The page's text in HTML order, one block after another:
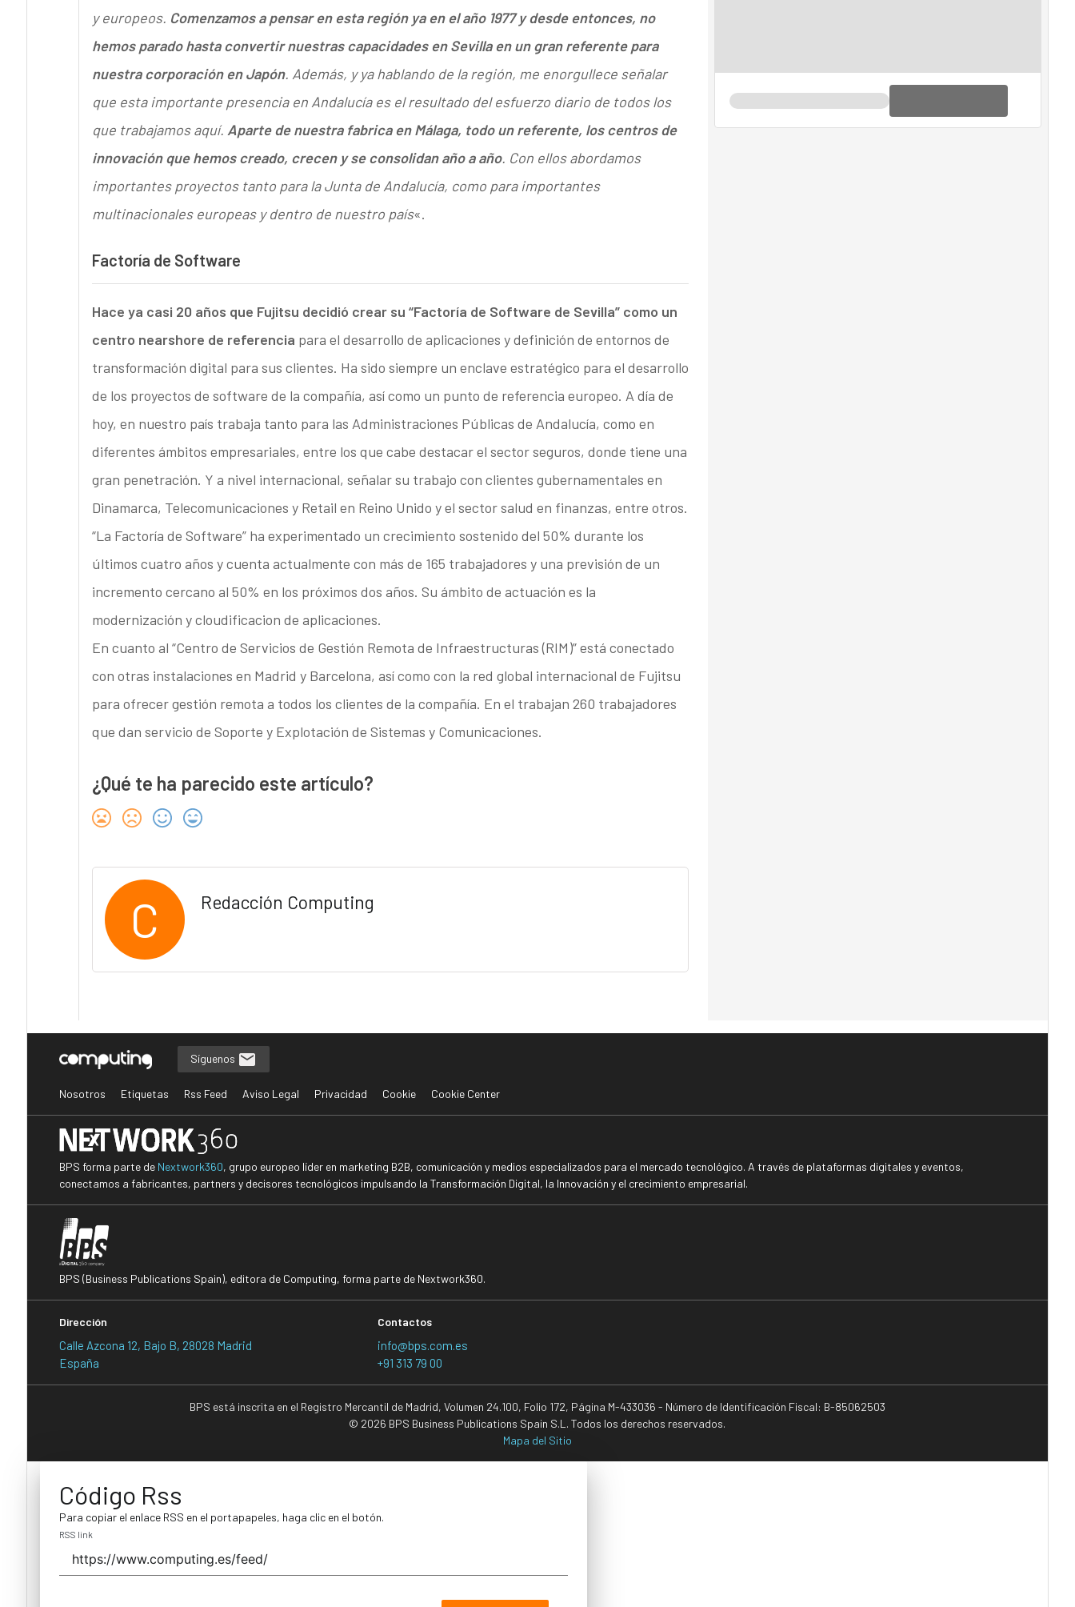
y europeos. Comenzamos a pensar en esta región ya en el año 1977 y desde entonces, no
hemos parado hasta convertir nuestras capacidades en Sevilla en un gran referente para
nuestra corporación en Japón. Además, y ya hablando de la región, me enorgullece señalar
que esta importante presencia en Andalucía es el resultado del esfuerzo diario de todos los
que trabajamos aquí. Aparte de nuestra fabrica en Málaga, todo un referente, los centros de
innovación que hemos creado, crecen y se consolidan año a año. Con ellos abordamos
importantes proyectos tanto para la Junta de Andalucía, como para importantes
multinacionales europeas y dentro de nuestro país«.
Factoría de Software
Hace ya casi 20 años que Fujitsu decidió crear su “Factoría de Software de Sevilla” como un
centro nearshore de referencia para el desarrollo de aplicaciones y definición de entornos de
transformación digital para sus clientes. Ha sido siempre un enclave estratégico para el desarrollo
de los proyectos de software de la compañía, así como un punto de referencia europeo. A día de
hoy, en nuestro país trabaja tanto para las Administraciones Públicas de Andalucía, como en
diferentes ámbitos empresariales, entre los que cabe destacar el sector seguros, donde tiene una
gran penetración. Y a nivel internacional, señalar su trabajo con clientes gubernamentales en
Dinamarca, Telecomunicaciones y Retail en Reino Unido y el sector salud en finanzas, entre otros.
“La Factoría de Software” ha experimentado un crecimiento sostenido del 50% durante los
últimos cuatro años y cuenta actualmente con más de 165 trabajadores y una previsión de un
incremento cercano al 50% en los próximos dos años. Su ámbito de actuación es la
modernización y cloudificacion de aplicaciones.
En cuanto al “Centro de Servicios de Gestión Remota de Infraestructuras (RIM)” está conectado
con otras instalaciones en Madrid y Barcelona, así como con la red global internacional de Fujitsu
para ofrecer gestión remota a todos los clientes de la compañía. En el trabajan 260 trabajadores
que dan servicio de Soporte y Explotación de Sistemas y Comunicaciones.
¿Qué te ha parecido este artículo?
C Redacción Computing
Síguenos
Nosotros Etiquetas Rss Feed Aviso Legal Privacidad Cookie Cookie Center
BPS forma parte de Nextwork360, grupo europeo líder en marketing B2B, comunicación y medios especializados para el mercado tecnológico. A través de plataformas digitales y eventos,
conectamos a fabricantes, partners y decisores tecnológicos impulsando la Transformación Digital, la Innovación y el crecimiento empresarial.
BPS (Business Publications Spain), editora de Computing, forma parte de Nextwork360.
Dirección
Calle Azcona 12, Bajo B, 28028 Madrid
España
Contactos
info@bps.com.es
+91 313 79 00
BPS está inscrita en el Registro Mercantil de Madrid, Volumen 24.100, Folio 172, Página M-433036 - Número de Identificación Fiscal: B-85062503
© 2026 BPS Business Publications Spain S.L. Todos los derechos reservados.
Mapa del Sitio
Código Rss
Para copiar el enlace RSS en el portapapeles, haga clic en el botón.
RSS link